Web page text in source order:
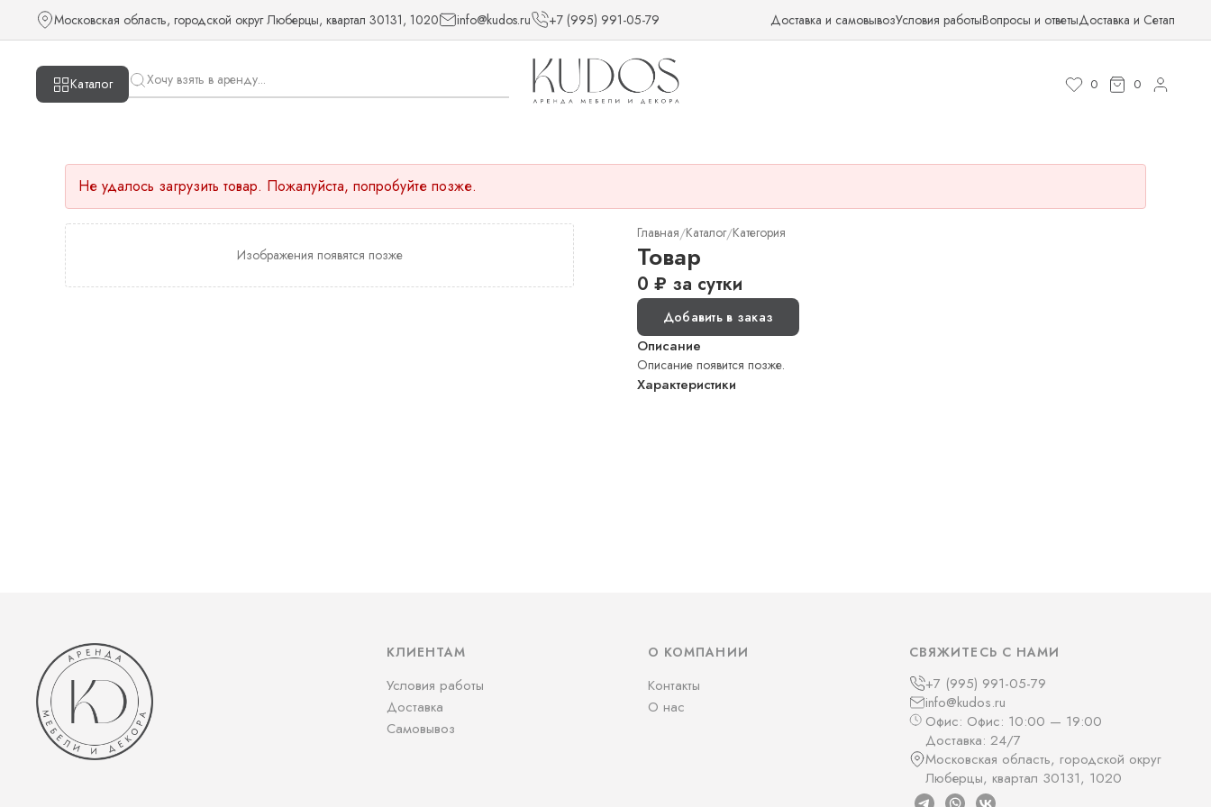
Московская область, городской округ Люберцы, квартал 30131, 1020 info@kudos.ru +7 (995) 991-05-79 Доставка и самовывозУсловия работыВопросы и ответыДоставка и Сетап
Каталог 0 0
Не удалось загрузить товар. Пожалуйста, попробуйте позже.
Изображения появятся позже
Главная/Каталог/Категория
Товар
0 ₽ за сутки
Добавить в заказ
Описание
Описание появится позже.
Характеристики
КЛИЕНТАМ
Условия работы
Доставка
Самовывоз
О КОМПАНИИ
Контакты
О нас
СВЯЖИТЕСЬ С НАМИ
+7 (995) 991-05-79
info@kudos.ru
Офис: Офис: 10:00 — 19:00
Доставка: 24/7
Московская область, городской округ
Люберцы, квартал 30131, 1020